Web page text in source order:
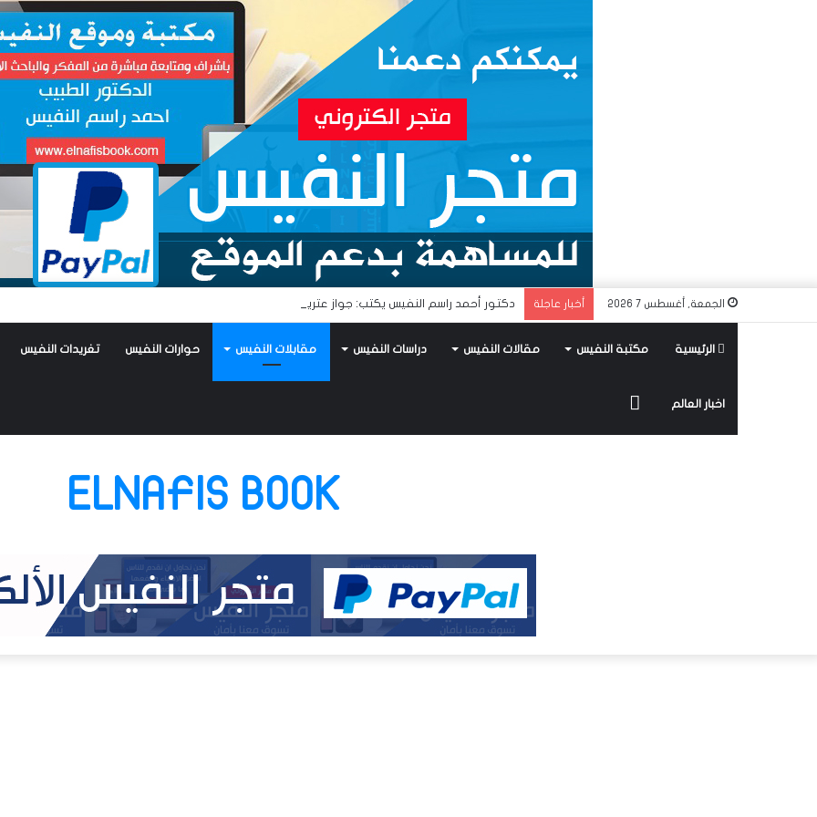
الجمعة, أغسطس 7 2026 أخبار عاجلة دكتور أحمد راسم النفيس يكتب: جواز عتريس من فؤادة باطل!! وجواز براقش من حُنين فاشل!!
الرئيسية مكتبة النفيس مقالات النفيس دراسات النفيس مقابلات النفيس حوارات النفيس تغريدات النفيس
اخبار العالم
ELNAFIS BOOK